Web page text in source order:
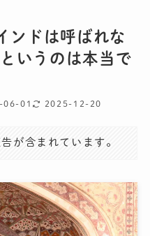
ンドは呼ばれな
いうのは本当で
06-01 2025-12-20
が含まれています。